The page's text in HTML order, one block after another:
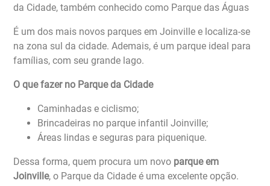
da Cidade, também conhecido como Parque das Águas
É um dos mais novos parques em Joinville e localiza-se
na zona sul da cidade. Ademais, é um parque ideal para
famílias, com seu grande lago.
O que fazer no Parque da Cidade
Caminhadas e ciclismo;
Brincadeiras no parque infantil Joinville;
Áreas lindas e seguras para piquenique.
Dessa forma, quem procura um novo parque em
Joinville, o Parque da Cidade é uma excelente opção.